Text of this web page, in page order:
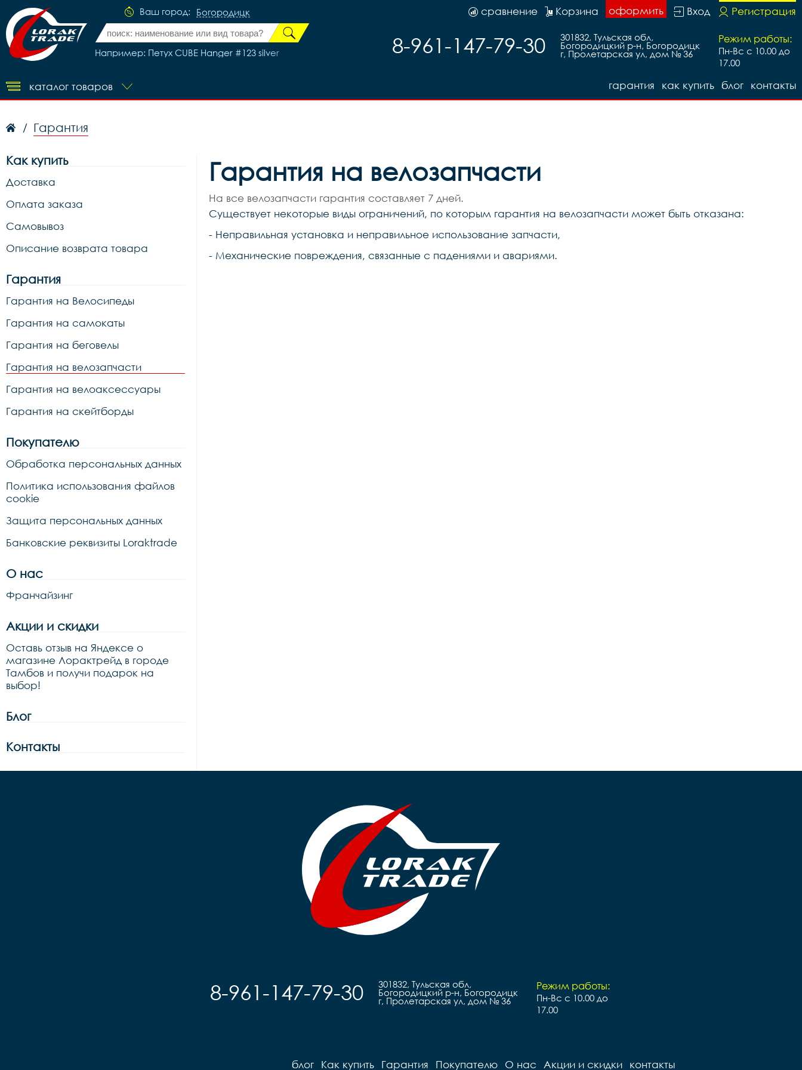
Ваш город: Богородицк
Например: Петух CUBE Hanger #123 silver
Регистрация
Вход
оформить
Корзина
сравнение
Режим работы:
Пн-Вс с 10.00 до
17.00
301832, Тульская обл,
Богородицкий р-н, Богородицк
г, Пролетарская ул, дом № 36
8-961-147-79-30
каталог товаров контакты
блог
как купить
гарантия
/ Гарантия
Как купить
Доставка
Оплата заказа
Самовывоз
Описание возврата товара
Гарантия
Гарантия на Велосипеды
Гарантия на самокаты
Гарантия на беговелы
Гарантия на велозапчасти
Гарантия на велоаксессуары
Гарантия на скейтборды
Покупателю
Обработка персональных данных
Политика использования файлов
cookie
Защита персональных данных
Банковские реквизиты Loraktrade
О нас
Франчайзинг
Акции и скидки
Оставь отзыв на Яндексе о
магазине Лорактрейд в городе
Тамбов и получи подарок на
выбор!
Блог
Контакты
Гарантия на велозапчасти
На все велозапчасти гарантия составляет 7 дней.
Существует некоторые виды ограничений, по которым гарантия на велозапчасти может быть отказана:
- Неправильная установка и неправильное использование запчасти,
- Механические повреждения, связанные с падениями и авариями.
Режим работы:
Пн-Вс с 10.00 до
17.00
301832, Тульская обл,
Богородицкий р-н, Богородицк
г, Пролетарская ул, дом № 36
8-961-147-79-30
блог Как купить Гарантия Покупателю О нас Акции и скидки контакты